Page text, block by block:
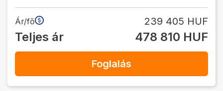
Ár/fő 239 405 HUF
Teljes ár 478 810 HUF
Foglalás